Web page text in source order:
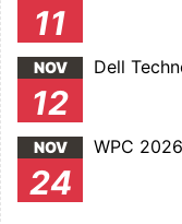
11
NOV
12
Dell
NOV
24
WPC 2026